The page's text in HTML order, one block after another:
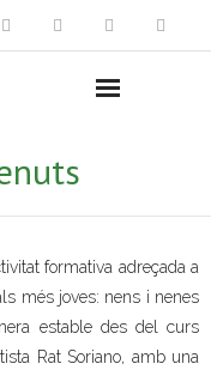
formativa adreçada a
més joves: nens i nenes
estable des del curs
Rat Soriano, amb una